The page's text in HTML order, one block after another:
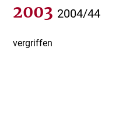
2003 2004/44
vergriffen